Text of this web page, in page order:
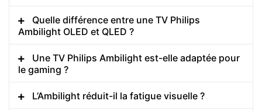
Quelle différence entre une TV Philips
Ambilight OLED et QLED ?
Une TV Philips Ambilight est-elle adaptée pour
le gaming ?
L’Ambilight réduit-il la fatigue visuelle ?